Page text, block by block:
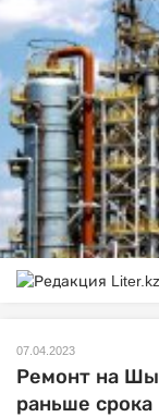
07.04.2023
Ремонт на
раньше срока